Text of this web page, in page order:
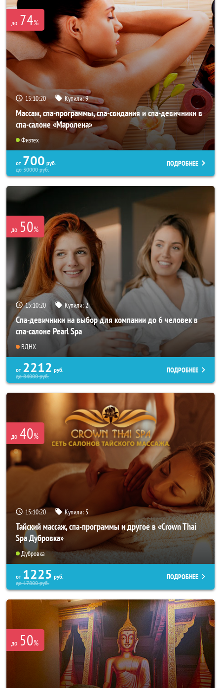
до 74%
15:10:18 Купили:9
Массаж, спа-программы, спа-свидания и спа-девичники в
спа-салоне «Маролена»
Физтех
от 700 руб.
до30000руб.
ПОДРОБНЕЕ
до 50%
15:10:18 Купили:2
Спа-девичники на выбор для компании до 6 человек в
спа-салоне Pearl Spa
ВДНХ
от 2212 руб.
до84000руб.
ПОДРОБНЕЕ
до 40%
15:10:18 Купили: 5
Тайский массаж, спа-программы и другое в «Crown Thai
Spa Дубровка»
Дубровка
от 1225 руб.
до17800руб.
ПОДРОБНЕЕ
до 50%